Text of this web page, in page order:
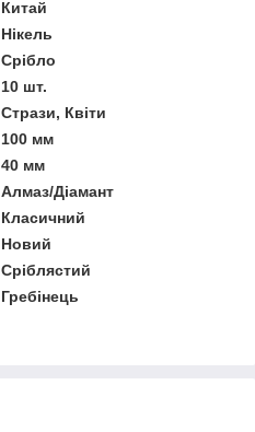
Китай
Нікель
Срібло
10 шт.
Стрази, Квіти
100 мм
40 мм
Алмаз/Діамант
Класичний
Новий
Сріблястий
Гребінець